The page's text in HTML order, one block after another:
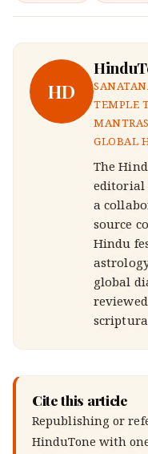
HD
TEMPLE
GLOBAL
The
editorial
a
source
Hindu
global
Cite this article
Republishing or
HinduTone with